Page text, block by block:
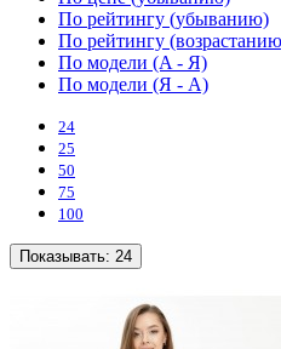
По рейтингу (убыванию)
По рейтингу
По модели (A - Я)
По модели (Я - A)
24
25
50
75
100
Показывать: 24